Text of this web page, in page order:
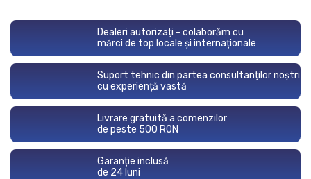
Dealeri autorizați - colaborăm cu
mărci de top locale și internaționale
Suport tehnic din partea consultanților noștri
cu experiență vastă
Livrare gratuită a comenzilor
de peste 500 RON
Garanție inclusă
de 24 luni